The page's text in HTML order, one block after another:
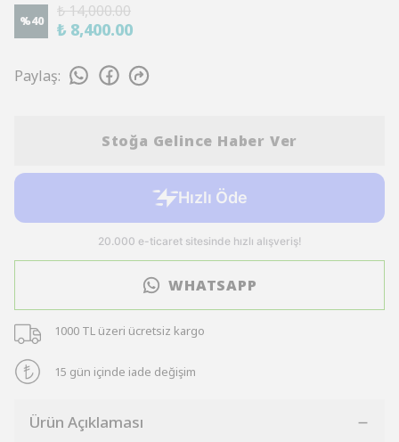
%40
₺ 14,000.00
₺ 8,400.00
Paylaş:
Stoğa Gelince Haber Ver
WHATSAPP
1000 TL üzeri ücretsiz kargo
15 gün içinde iade değişim
Ürün Açıklaması